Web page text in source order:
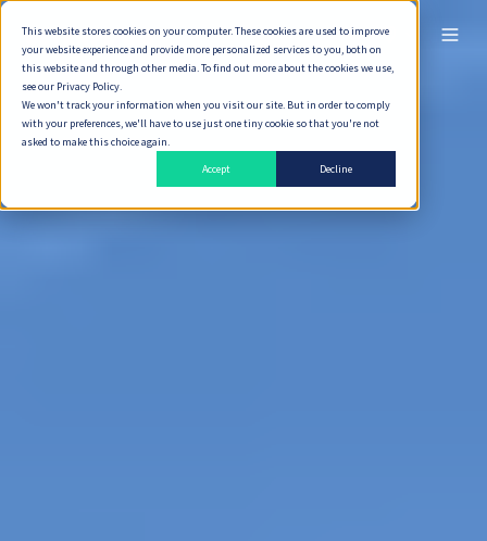
This website stores cookies on your computer. These cookies are used to improve
your website experience and provide more personalized services to you, both on
this website and through other media. To find out more about the cookies we use,
see our Privacy Policy.
We won't track your information when you visit our site. But in order to comply
with your preferences, we'll have to use just one tiny cookie so that you're not
asked to make this choice again.
Accept
Decline
ไทย